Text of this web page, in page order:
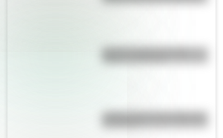
Bandera de Brasil: historia,
¿Sabías cómo fue la infancia de